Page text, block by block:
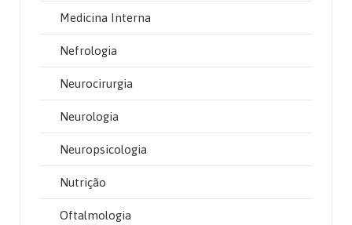
Medicina Interna
Nefrologia
Neurocirurgia
Neurologia
Neuropsicologia
Nutrição
Oftalmologia